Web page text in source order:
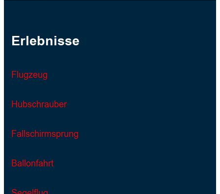
Erlebnisse
Flugzeug
Hubschrauber
Fallschirmsprung
Ballonfahrt